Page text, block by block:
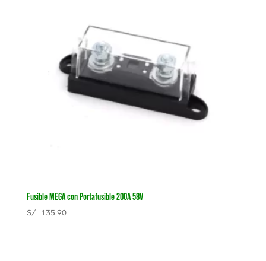
Fusible MEGA con Portafusible 200A 58V
S/135.90